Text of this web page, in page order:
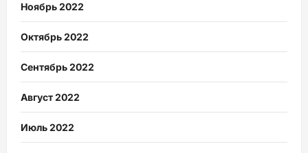
Ноябрь 2022
Октябрь 2022
Сентябрь 2022
Август 2022
Июль 2022